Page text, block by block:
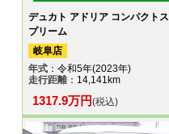
デュカト アドリア コンパクトス
プリーム
岐阜店
年式 ：令和5年(2023年)
走行距離：14,141km
1317.9万円(税込)